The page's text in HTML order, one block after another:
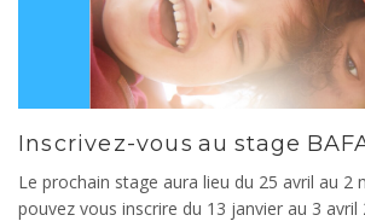
Inscrivez-vous au stage BAFA
Le prochain stage aura lieu du 25 avril au 2
pouvez vous inscrire du 13 janvier au 3 avril